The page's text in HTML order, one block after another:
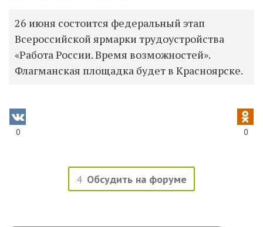
26 июня состоится федеральный этап
Всероссийской ярмарки трудоустройства
«Работа России. Время возможностей».
Флагманская площадка будет в Красноярске.
0 0
4 Обсудить на форуме